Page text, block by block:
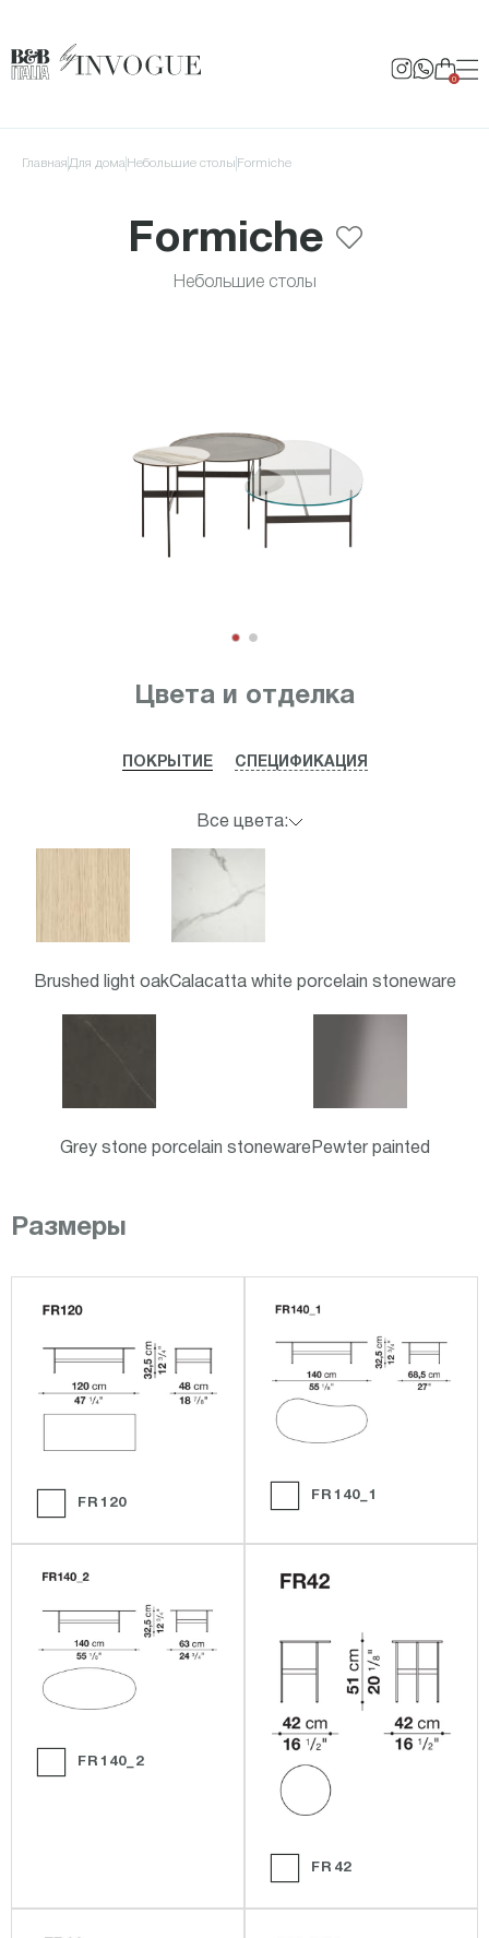
0
Главная для дома Небольшие столы Formiche
Formiche
Небольшие столы
Цвета и отделка
ПОКРЫТИЕ СПЕЦИФИКАЦИЯ
Все цвета:
Brushed light oakCalacatta white porcelain stoneware
Grey stone porcelain stonewarePewter painted
Размеры
FR120
FR140_1
FR140_2
FR42